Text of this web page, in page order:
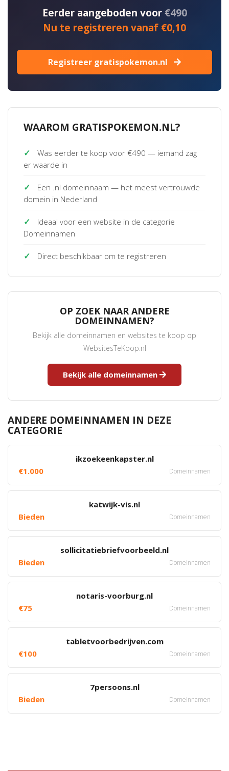
Eerder aangeboden voor€490
Nu te registreren vanaf €0,10
Registreer gratispokemon.nl
WAAROM GRATISPOKEMON.NL?
✓
Was eerder te koop voor €490 — iemand zag
er waarde in
✓
Een .nl domeinnaam — het meest vertrouwde
domein in Nederland
✓
Ideaal voor een website in de categorie
Domeinnamen
✓ Direct beschikbaar om te registreren
OP ZOEK NAAR ANDERE
DOMEINNAMEN?
Bekijk alle domeinnamen en websites te koop op
WebsitesTeKoop.nl
Bekijk alle domeinnamen
ANDERE DOMEINNAMEN IN DEZE
CATEGORIE
ikzoekeenkapster.nl
€1.000
Domeinnamen
katwijk-vis.nl
Bieden
Domeinnamen
sollicitatiebriefvoorbeeld.nl
Bieden
Domeinnamen
notaris-voorburg.nl
€75
Domeinnamen
tabletvoorbedrijven.com
€100
Domeinnamen
7persoons.nl
Bieden
Domeinnamen